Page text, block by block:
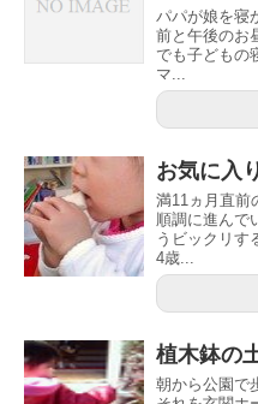
パパが娘を寝
前と午後のお
でも子どもの
マ...
お気に入
満11ヵ月直前
順調に進んで
うビックリす
4歳...
植木鉢の
朝から公園で